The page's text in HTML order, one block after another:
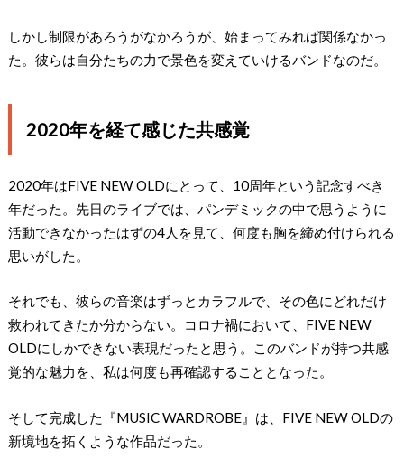
しかし制限があろうがなかろうが、始まってみれば関係なかっ
た。彼らは自分たちの力で景色を変えていけるバンドなのだ。
2020年を経て感じた共感覚
2020年はFIVE NEW OLDにとって、10周年という記念すべき
年だった。先日のライブでは、パンデミックの中で思うように
活動できなかったはずの4人を見て、何度も胸を締め付けられる
思いがした。
それでも、彼らの音楽はずっとカラフルで、その色にどれだけ
救われてきたか分からない。コロナ禍において、FIVE NEW
OLDにしかできない表現だったと思う。このバンドが持つ共感
覚的な魅力を、私は何度も再確認することとなった。
そして完成した『MUSIC WARDROBE』は、FIVE NEW OLDの
新境地を拓くような作品だった。